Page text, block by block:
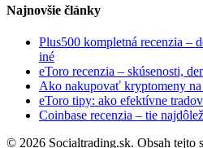
Najnovšie články
Plus500 kompletná recenzia –
iné
eToro recenzia – skúsenosti,
Ako nakupovať kryptomeny
eToro tipy: ako efektívne
Coinbase recenzia – tie
© 2026 Socialtrading.sk. Obsah tejto